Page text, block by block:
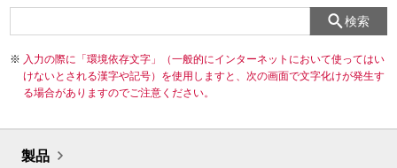
検索
入力の際に「環境依存文字」（一般的にインターネットにおいて使ってはい
けないとされる漢字や記号）を使用しますと、次の画面で文字化けが発生す
る場合がありますのでご注意ください。
製品